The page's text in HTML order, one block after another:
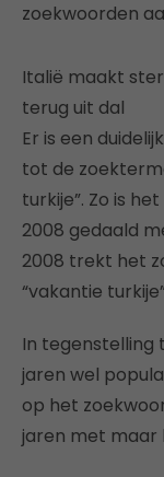
zoekwoorden
Italië maakt
terug uit dal
Er is een
tot de
turkije”. Zo is
2008 gedaald
2008 trekt het
“vakantie
In tegenstelling
jaren wel
op het
jaren met maar